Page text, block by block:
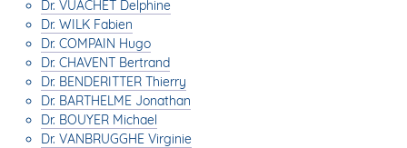
Dr. VUACHET Delphine
Dr. WILK Fabien
Dr. COMPAIN Hugo
Dr. CHAVENT Bertrand
Dr. BENDERITTER Thierry
Dr. BARTHELME Jonathan
Dr. BOUYER Michael
Dr. VANBRUGGHE Virginie